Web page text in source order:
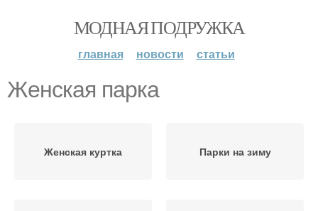
МОДНАЯ ПОДРУЖКА
главная новости статьи
Женская парка
Женская куртка Парки на зиму